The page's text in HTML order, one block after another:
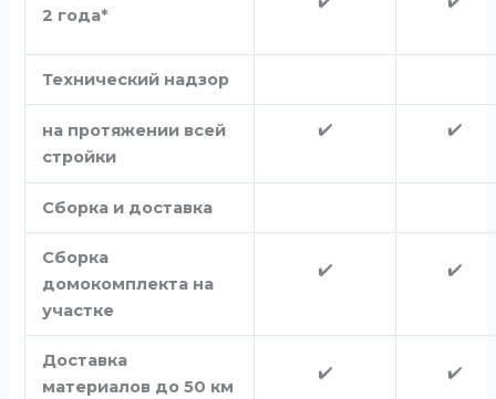
2 года*
Технический надзор
на протяжении всей
стройки
✔️ ✔️
Сборка и доставка
Сборка
домокомплекта на
участке
✔️ ✔️
Доставка
материалов до 50 км
✔️ ✔️